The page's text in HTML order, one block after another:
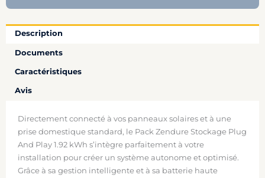
Description
Documents
Caractéristiques
Avis
Directement connecté à vos panneaux solaires et à une
prise domestique standard, le Pack Zendure Stockage Plug
And Play 1.92 kWh s’intègre parfaitement à votre
installation pour créer un système autonome et optimisé.
Grâce à sa gestion intelligente et à sa batterie haute